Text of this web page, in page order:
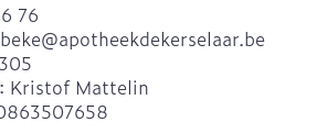
76
apotheekdekerselaar.be
Kristof Mattelin